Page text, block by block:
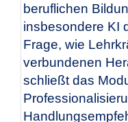
beruflichen
insbesondere KI
Frage, wie
verbundenen
schließt das